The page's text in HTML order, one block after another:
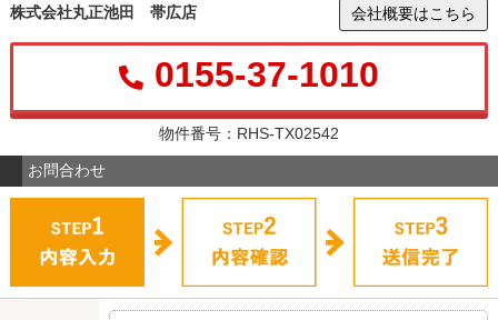
株式会社丸正池田 帯広店 会社概要はこちら
0155-37-1010
物件番号：RHS-TX02542
お問合わせ